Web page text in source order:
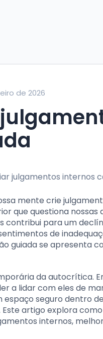
de 2026
mente crie
que questiona nossas
contribui para um
de
guiada se apresenta
da autocrítica.
a lidar com eles de
seguro dentro
artigo explora
internos,